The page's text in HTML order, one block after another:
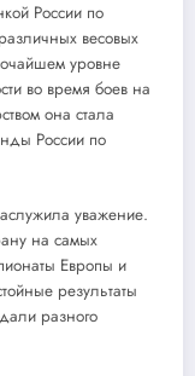
России по
весовых
уровне
во время боев на
она стала
России по
уважение.
на самых
Европы и
результаты
разного